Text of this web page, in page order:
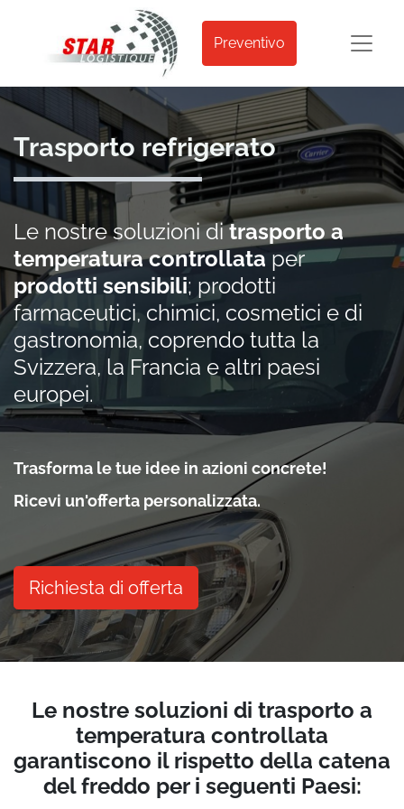
Preventivo
Trasporto refrigerato
Le nostre soluzioni ditrasporto a
temperatura controllata per
prodotti sensibili; prodotti
farmaceutici, chimici, cosmetici e di
gastronomia, coprendo tutta la
Svizzera, la Francia e altri paesi
europei.
Trasforma le tue idee in azioni concrete!
Ricevi un'offerta personalizzata.
Richiesta di offerta
Le nostre soluzioni di trasporto a
temperatura controllata
garantiscono il rispetto della catena
del freddo per i seguenti Paesi: